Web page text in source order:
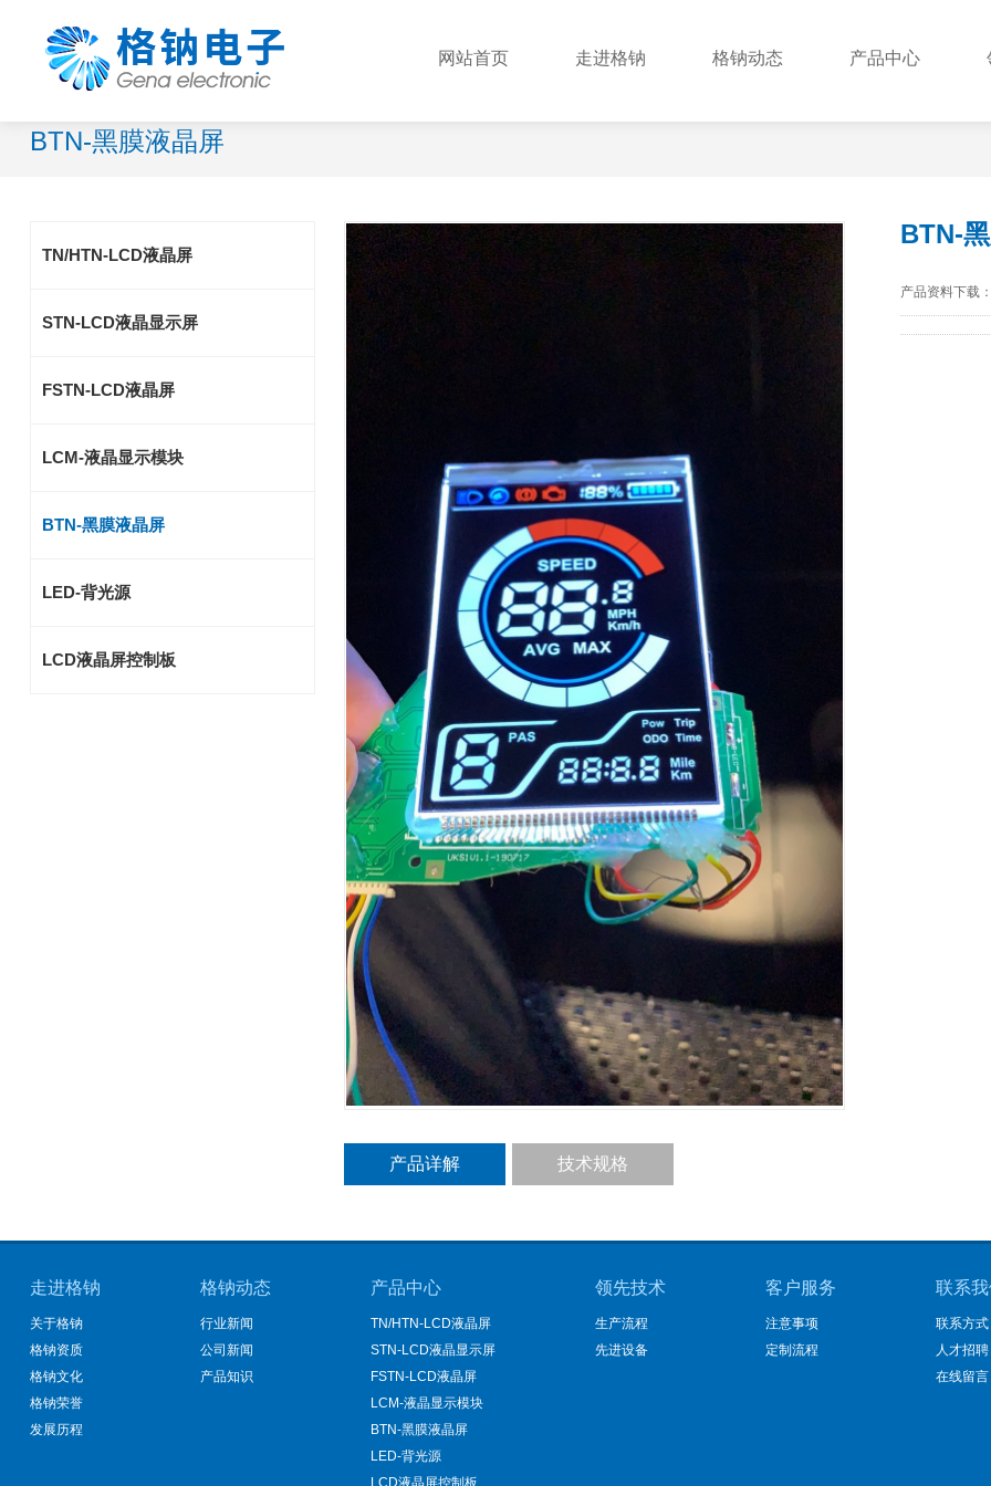
网站首页 走进格钠 格钠动态 产品中心
BTN-黑膜液晶屏
TN/HTN-LCD液晶屏
STN-LCD液晶显示屏
FSTN-LCD液晶屏
LCM-液晶显示模块
BTN-黑膜液晶屏
LED-背光源
LCD液晶屏控制板
BTN-
产品资料下载：
产品详解 技术规格
走进格钠
关于格钠
格钠资质
格钠文化
格钠荣誉
发展历程
格钠动态
行业新闻
公司新闻
产品知识
产品中心
TN/HTN-LCD液晶屏
STN-LCD液晶显示屏
FSTN-LCD液晶屏
LCM-液晶显示模块
BTN-黑膜液晶屏
LED-背光源
LCD液晶屏控制板
领先技术
生产流程
先进设备
客户服务
注意事项
定制流程
联系
联系方式
人才招聘
在线留言